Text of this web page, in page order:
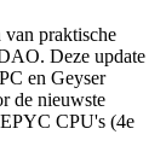
praktische
Deze update
en Geyser
de nieuwste
CPU's (4e